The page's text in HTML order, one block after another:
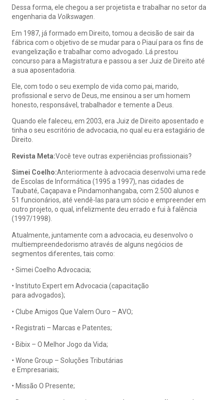
Dessa forma, ele chegou a ser projetista e trabalhar no setor da
engenharia da Volkswagen.
Em 1987, já formado em Direito, tomou a decisão de sair da
fábrica com o objetivo de se mudar para o Piauí para os fins de
evangelização e trabalhar como advogado. Lá prestou
concurso para a Magistratura e passou a ser Juiz de Direito até
a sua aposentadoria.
Ele, com todo o seu exemplo de vida como pai, marido,
profissional e servo de Deus, me ensinou a ser um homem
honesto, responsável, trabalhador e temente a Deus.
Quando ele faleceu, em 2003, era Juiz de Direito aposentado e
tinha o seu escritório de advocacia, no qual eu era estagiário de
Direito.
Revista Meta:Você teve outras experiências profissionais?
Simei Coelho:Anteriormente à advocacia desenvolvi uma rede
de Escolas de Informática (1995 a 1997), nas cidades de
Taubaté, Caçapava e Pindamonhangaba, com 2.500 alunos e
51 funcionários, até vendê-las para um sócio e empreender em
outro projeto, o qual, infelizmente deu errado e fui à falência
(1997/1998).
Atualmente, juntamente com a advocacia, eu desenvolvo o
multiempreendedorismo através de alguns negócios de
segmentos diferentes, tais como:
• Simei Coelho Advocacia;
• Instituto Expert em Advocacia (capacitação
para advogados);
• Clube Amigos Que Valem Ouro – AVO;
• Registrati – Marcas e Patentes;
• Bibix – O Melhor Jogo da Vida;
• Wone Group – Soluções Tributárias
e Empresariais;
• Missão O Presente;